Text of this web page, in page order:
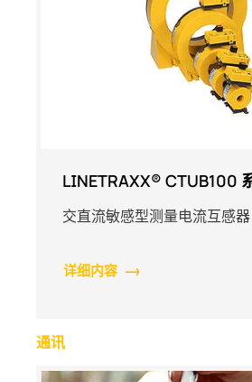
LINETRAXX® CTUB100
交直流敏感型测量电流互感
详细内容
通讯